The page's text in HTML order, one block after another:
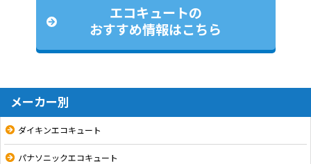
エコキュートの
おすすめ情報はこちら
メーカー別
ダイキンエコキュート
パナソニックエコキュート